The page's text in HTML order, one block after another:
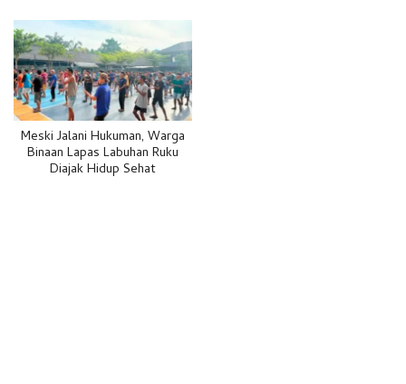
Meski Jalani Hukuman, Warga
Binaan Lapas Labuhan Ruku
Diajak Hidup Sehat